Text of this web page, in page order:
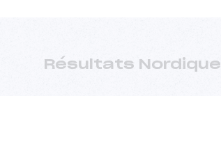
Résultats Nordique